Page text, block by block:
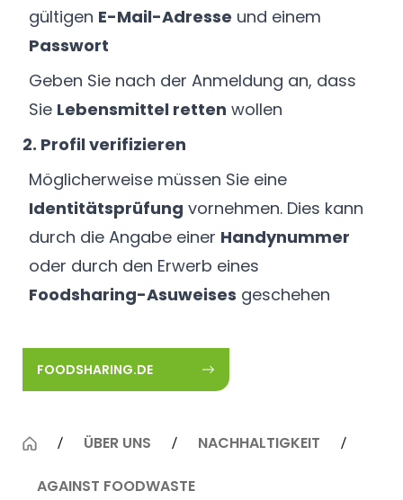
gültigen E-Mail-Adresse und einem
Passwort
Geben Sie nach der Anmeldung an, dass
Sie Lebensmittel retten wollen
2. Profil verifizieren
Möglicherweise müssen Sie eine
Identitätsprüfung vornehmen. Dies kann
durch die Angabe einer Handynummer
oder durch den Erwerb eines
Foodsharing-Asuweises geschehen
FOODSHARING.DE
ÜBER UNS NACHHALTIGKEIT
AGAINST FOODWASTE